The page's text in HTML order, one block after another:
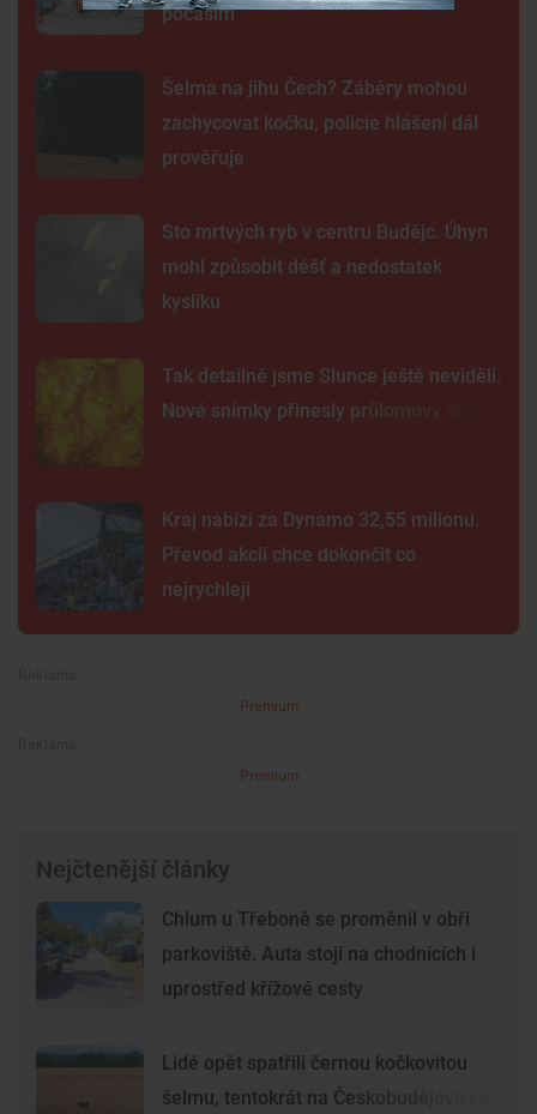
počasím
Šelma na jihu Čech? Záběry mohou
zachycovat kočku, policie hlášení dál
prověřuje
Sto mrtvých ryb v centru Budějc. Úhyn
mohl způsobit déšť a nedostatek
kyslíku
Tak detailně jsme Slunce ještě neviděli.
Nové snímky přinesly průlomový objev
Kraj nabízí za Dynamo 32,55 milionu.
Převod akcií chce dokončit co
nejrychleji
Premium
Premium
Nejčtenější články
Chlum u Třeboně se proměnil v obří
parkoviště. Auta stojí na chodnících i
uprostřed křížové cesty
Lidé opět spatřili černou kočkovitou
šelmu, tentokrát na Českobudějovicku